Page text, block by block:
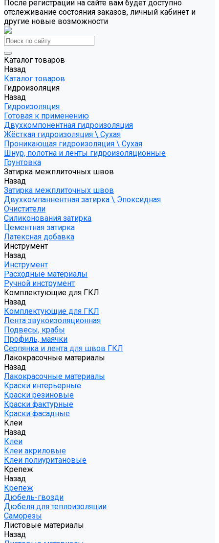
После регистрации на сайте вам будет доступно
отслеживание состояния заказов, личный кабинет и
другие новые возможности
Каталог товаров
Назад
Каталог товаров
Гидроизоляция
Назад
Гидроизоляция
Готовая к применению
Двухкомпонентная гидроизоляция
Жёсткая гидроизоляция \ Сухая
Проникающая гидроизоляция \ Сухая
Шнур, полотна и ленты гидроизоляционные
Грунтовка
Затирка межплиточных швов
Назад
Затирка межплиточных швов
Двухкомпаннентная затирка \ Эпоксидная
Очистители
Силиконования затирка
Цементная затирка
Латексная добавка
Инструмент
Назад
Инструмент
Расходные материалы
Ручной инструмент
Комплектующие для ГКЛ
Назад
Комплектующие для ГКЛ
Лента звукоизоляционная
Подвесы, крабы
Профиль, маячки
Серпянка и лента для швов ГКЛ
Лакокрасочные материалы
Назад
Лакокрасочные материалы
Краски интерьерные
Краски резиновые
Краски фактурные
Краски фасадные
Клеи
Назад
Клеи
Клеи акриловые
Клеи полиуритановые
Крепеж
Назад
Крепеж
Дюбель-гвозди
Дюбеля для теплоизоляции
Саморезы
Листовые материалы
Назад